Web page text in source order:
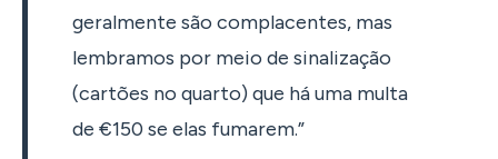
geralmente são complacentes, mas
lembramos por meio de sinalização
(cartões no quarto) que há uma multa
de €150 se elas fumarem.”